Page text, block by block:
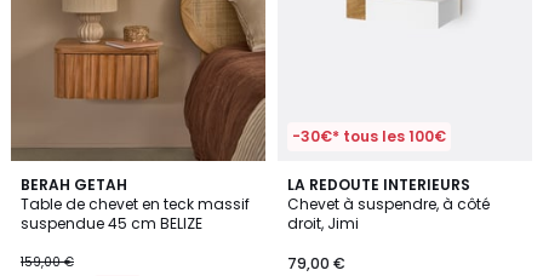
BERAH GETAH
Table de chevet en teck massif
suspendue 45 cm BELIZE
159,00 €
-30€* tous les 100€
LA REDOUTE INTERIEURS
Chevet à suspendre, à côté
droit, Jimi
79,00 €
3,8
/ 5